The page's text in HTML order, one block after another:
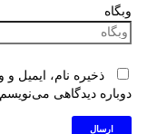
وبگاه
ذخیره نام، ایمیل
دوباره دیدگاهی